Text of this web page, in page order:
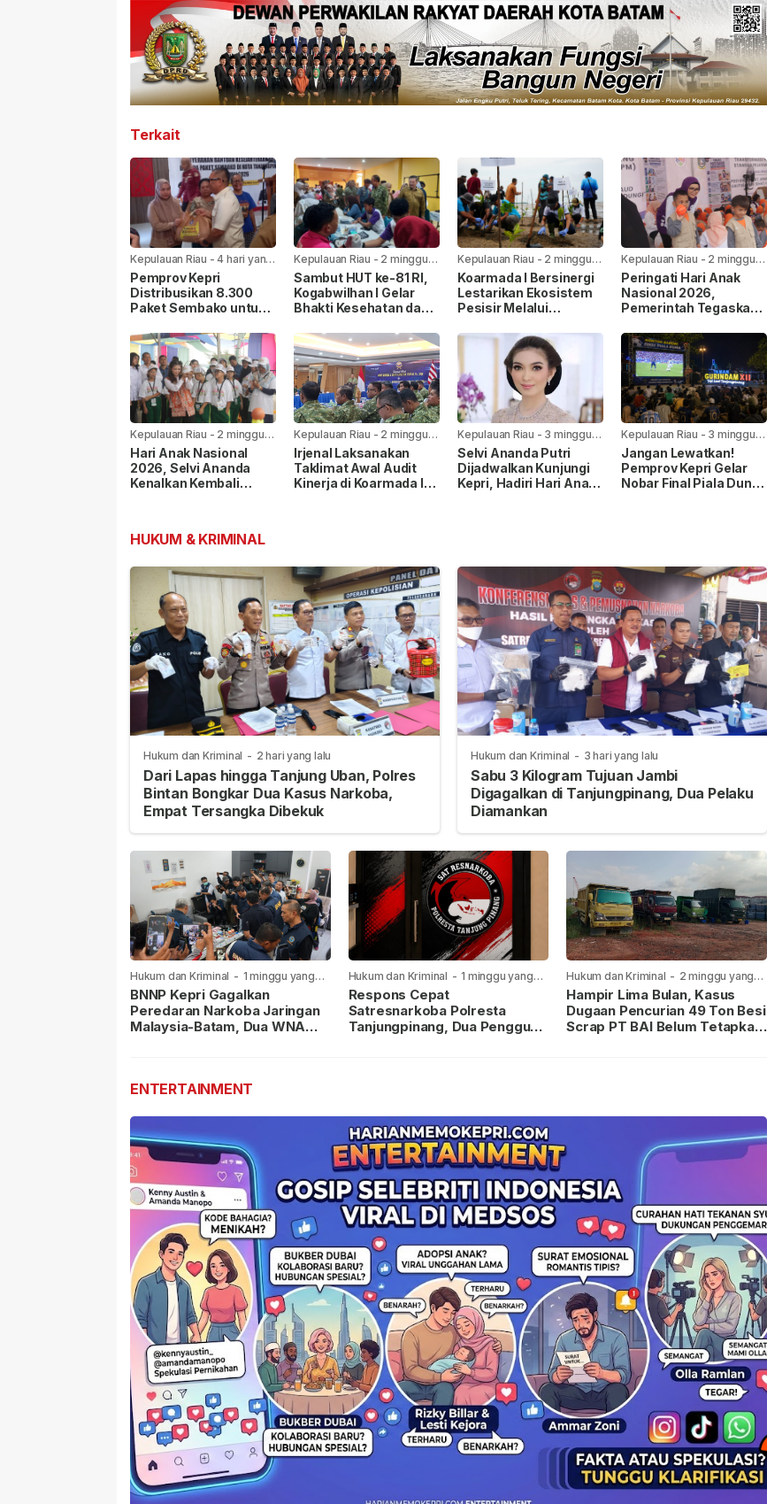
Terkait
Kepulauan Riau -4 hari yang
lalu
Pemprov Kepri
Distribusikan 8.300
Paket Sembako untuk
Kabupaten/Kota
Kepulauan Riau - 2 minggu
yang lalu
Sambut HUT ke-81 RI,
Kogabwilhan I Gelar
Bhakti Kesehatan dan
Tanjungpinang
Kepulauan Riau - 2 minggu
yang lalu
Koarmada I Bersinergi
Lestarikan Ekosistem
Pesisir Melalui
Kepulauan Riau - 2 minggu
yang lalu
Peringati Hari Anak
Nasional 2026,
Pemerintah Tegaskan
Anak
Kepulauan Riau - 2 minggu
yang lalu
Hari Anak Nasional
2026, Selvi Ananda
Kenalkan Kembali
Kepulauan Riau - 2 minggu
yang lalu
Irjenal Laksanakan
Taklimat Awal Audit
Kinerja di Koarmada I,
Kepulauan Riau - 3 minggu
yang lalu
Selvi Ananda Putri
Dijadwalkan Kunjungi
Kepri, Hadiri Hari Anak
Kepulauan Riau - 3 minggu
yang lalu
Jangan Lewatkan!
Pemprov Kepri Gelar
Nobar Final Piala Dunia
HUKUM & KRIMINAL
Hukum dan Kriminal - 2 hari yang lalu
Dari Lapas hingga Tanjung Uban, Polres
Bintan Bongkar Dua Kasus Narkoba,
Empat Tersangka Dibekuk
Hukum dan Kriminal - 3 hari yang lalu
Sabu 3 Kilogram Tujuan Jambi
Digagalkan di Tanjungpinang, Dua Pelaku
Diamankan
Hukum dan Kriminal - 1 minggu yang
lalu
BNNP Kepri Gagalkan
Peredaran Narkoba Jaringan
Malaysia-Batam, Dua WNA
Hukum dan Kriminal - 1 minggu yang
lalu
Respons Cepat
Satresnarkoba Polresta
Tanjungpinang, Dua Pengguna
Hukum dan Kriminal - 2 minggu yang
lalu
Hampir Lima Bulan, Kasus
Dugaan Pencurian 49 Ton Besi
Scrap PT BAI Belum Tetapkan
ENTERTAINMENT